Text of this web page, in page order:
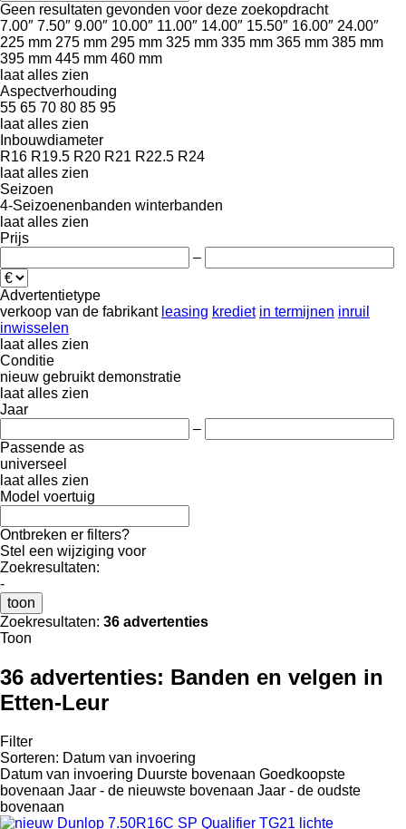
Geen resultaten gevonden voor deze zoekopdracht
7.00″ 7.50″ 9.00″ 10.00″ 11.00″ 14.00″ 15.50″ 16.00″ 24.00″
225 mm 275 mm 295 mm 325 mm 335 mm 365 mm 385 mm
395 mm 445 mm 460 mm
laat alles zien
Aspectverhouding
55 65 70 80 85 95
laat alles zien
Inbouwdiameter
R16 R19.5 R20 R21 R22.5 R24
laat alles zien
Seizoen
4-Seizoenenbanden winterbanden
laat alles zien
Prijs
–
Advertentietype
verkoop van de fabrikant leasing krediet in termijnen inruil
inwisselen
laat alles zien
Conditie
nieuw gebruikt demonstratie
laat alles zien
Jaar
–
Passende as
universeel
laat alles zien
Model voertuig
Ontbreken er filters?
Stel een wijziging voor
Zoekresultaten:
-
toon
Zoekresultaten: 36 advertenties
Toon
36 advertenties: Banden en velgen in
Etten-Leur
Filter
Sorteren: Datum van invoering
Datum van invoering Duurste bovenaan Goedkoopste
bovenaan Jaar - de nieuwste bovenaan Jaar - de oudste
bovenaan